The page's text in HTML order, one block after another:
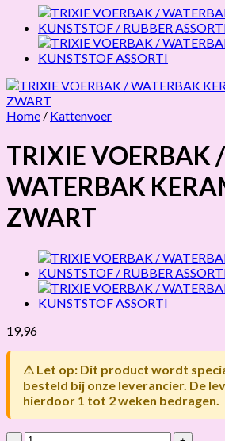
Home / Kattenvoer
TRIXIE VOERBAK /
WATERBAK
ZWART
19,96
⚠ Let op: Dit product wordt
besteld bij onze leverancier. De
hierdoor 1 tot 2 weken bedragen.